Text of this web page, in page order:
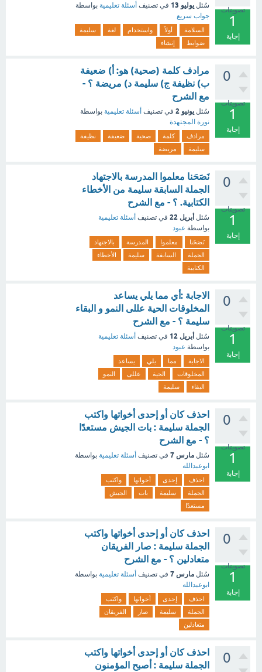
تصويتات
1
إجابة
سُئل يوليو 13 في تصنيف أسئلة تعليمية بواسطة
جواب سريع
السلامة أولاً واستخدام لغة
سليمة
ضوابط
إنشاء
0
تصويتات
1
إجابة
مرادف كلمة (صحية) هو: أ) ضعيفة
ب) نظيفة ج) سليمة د) مريضة ؟ -
مع الشرح
سُئل يونيو 2 في تصنيف أسئلة تعليمية بواسطة
نورة المجتهدة
مرادف كلمة صحية ضعيفة
نظيفة
سليمة
مريضة
0
تصويتات
1
إجابة
نَصَحَنا معلموا المدرسة بالاجتهاد
الجملة السابقة سليمة من الأخطاء
الكتابية. ؟ - مع الشرح
سُئل أبريل 22 في تصنيف أسئلة تعليمية
بواسطة عبود
نَصَحَنا معلموا المدرسة
بالاجتهاد
الجملة
السابقة سليمة
الأخطاء
الكتابية
0
تصويتات
1
إجابة
الاجابة :أي مما يلي يساعد
المخلوقات الحية عللى النمو و البقاء
سليمة ؟ - مع الشرح
سُئل أبريل 12 في تصنيف أسئلة تعليمية
بواسطة عبود
الاجابة مما يلي
يساعد
المخلوقات
الحية عللى
النمو
البقاء
سليمة
0
تصويتات
1
إجابة
احذف كان أو إحدى أخواتها واكتب
الجملة سليمة : بات الجيش مستعدًا
؟ - مع الشرح
سُئل مارس 7 في تصنيف أسئلة تعليمية بواسطة
ابوعبدالله
احذف إحدى أخواتها
واكتب
الجملة
سليمة بات
الجيش
مستعدًا
0
تصويتات
1
إجابة
احذف كان أو إحدى أخواتها واكتب
الجملة سليمة : صار الفريقان
متعادلين ؟ - مع الشرح
سُئل مارس 7 في تصنيف أسئلة تعليمية بواسطة
ابوعبدالله
احذف إحدى أخواتها
واكتب
الجملة
سليمة صار
الفريقان
متعادلين
0
احذف كان أو إحدى أخواتها واكتب
الجملة سليمة : أصبح المؤمنون